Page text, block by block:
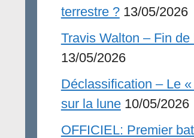
terrestre ? 13/05/2026
Travis Walton – Fin de
13/05/2026
Déclassification – Le
sur la lune 10/05/2026
OFFICIEL: Premier